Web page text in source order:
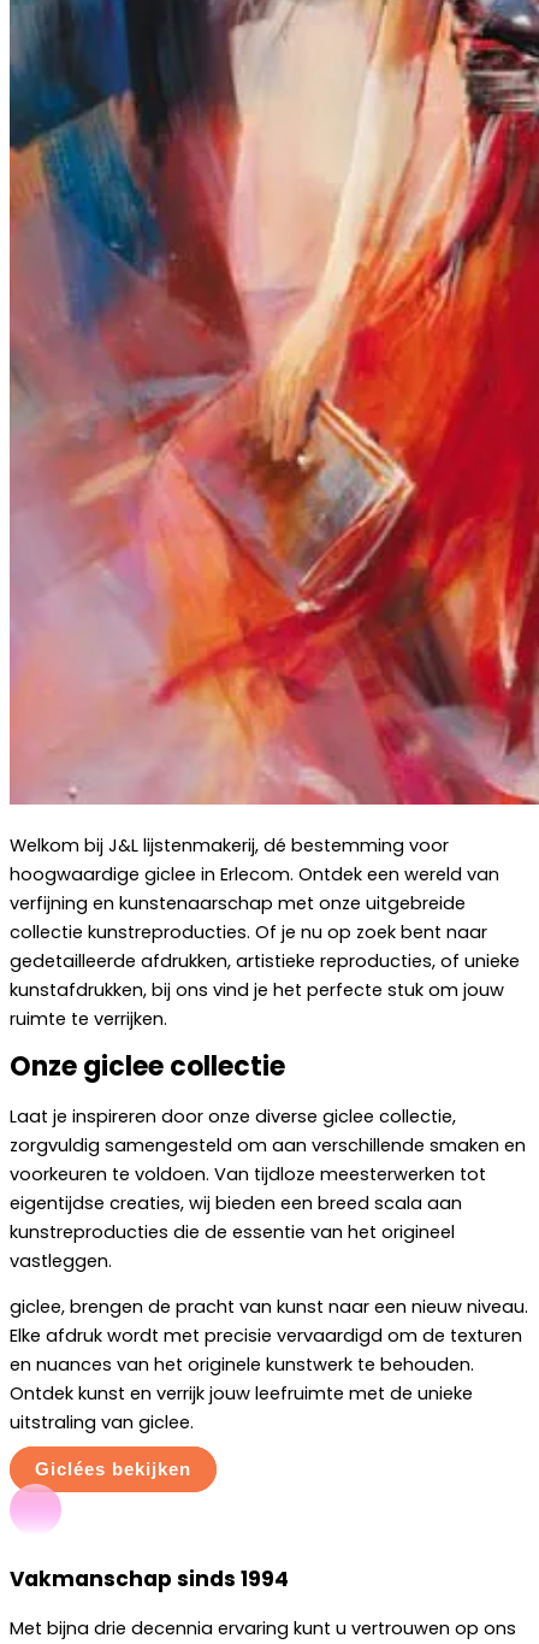
Welkom bij J&L lijstenmakerij, dé bestemming voor
hoogwaardige giclee in Erlecom. Ontdek een wereld van
verfijning en kunstenaarschap met onze uitgebreide
collectie kunstreproducties. Of je nu op zoek bent naar
gedetailleerde afdrukken, artistieke reproducties, of unieke
kunstafdrukken, bij ons vind je het perfecte stuk om jouw
ruimte te verrijken.
Onze giclee collectie
Laat je inspireren door onze diverse giclee collectie,
zorgvuldig samengesteld om aan verschillende smaken en
voorkeuren te voldoen. Van tijdloze meesterwerken tot
eigentijdse creaties, wij bieden een breed scala aan
kunstreproducties die de essentie van het origineel
vastleggen.
giclee, brengen de pracht van kunst naar een nieuw niveau.
Elke afdruk wordt met precisie vervaardigd om de texturen
en nuances van het originele kunstwerk te behouden.
Ontdek kunst en verrijk jouw leefruimte met de unieke
uitstraling van giclee.
Giclées bekijken
Vakmanschap sinds 1994
Met bijna drie decennia ervaring kunt u vertrouwen op ons